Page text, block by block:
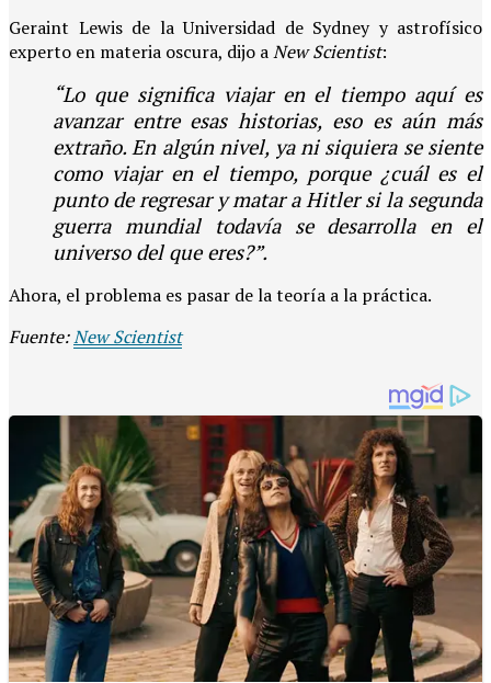
Geraint Lewis de la Universidad de Sydney y astrofísico
experto en materia oscura, dijo aNew Scientist:
“Lo que significa viajar en el tiempo aquí es
avanzar entre esas historias, eso es aún más
extraño. En algún nivel, ya ni siquiera se siente
como viajar en el tiempo, porque ¿cuál es el
punto de regresar y matar a Hitler si la segunda
guerra mundial todavía se desarrolla en el
universo del que eres?”.
Ahora, el problema es pasar de la teoría a la práctica.
Fuente:New Scientist